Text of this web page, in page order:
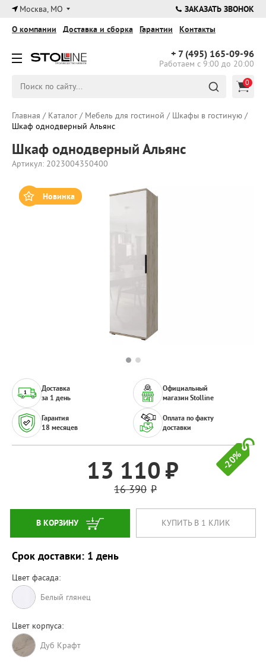
×
Москва, МО ЗАКАЗАТЬ ЗВОНОК
+ 7 (495) 165-09-96
Работаем с 9:00 до 20:00
О компании Доставка и сборка Гарантии Контакты
0
Главная / Каталог/ Мебель для гостиной / Шкафы в гостиную /
Шкаф однодверный Альянс
Шкаф однодверный Альянс
Артикул: 2023004350400
-20%
Новинка
Доставка
за 1 день
Гарантия
18 месяцев
Официальный
магазин Stolline
Оплата по факту
доставки
13 110
16 390
В КОРЗИНУ КУПИТЬ В 1 КЛИК
Срок доставки: 1 день
Цвет фасада:
Белый глянец
Цвет корпуса:
Дуб Крафт